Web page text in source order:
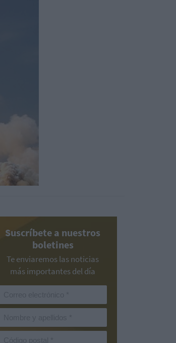
Suscríbete a nuestros
boletines
Te enviaremos las noticias
más importantes del día